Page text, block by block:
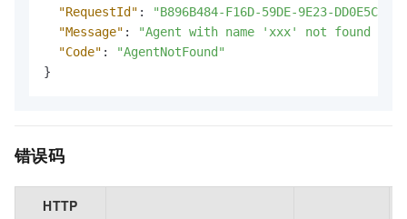
"RequestId" :
"B896B484-F16D-59DE-9E23-
"Message" :
"Agent with name 'xxx' not found for
"Code" :
"AgentNotFound"
}
错误码
HTTP